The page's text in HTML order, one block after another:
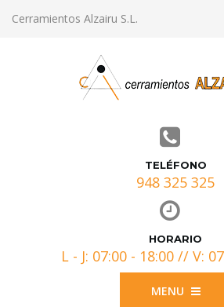
Cerramientos Alzairu S.L.
TELÉFONO
948 325 325
HORARIO
L - J: 07:00 - 18:00 // V:
MENU